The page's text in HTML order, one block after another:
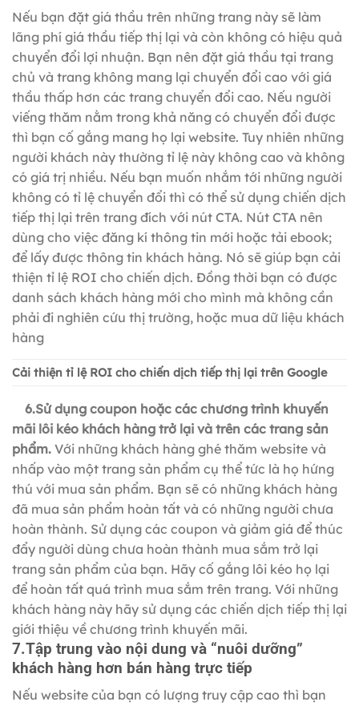
Nếu bạn đặt giá thầu trên những trang này sẽ làm
lãng phí giá thầu tiếp thị lại và còn không có hiệu quả
chuyển đổi lợi nhuận. Bạn nên đặt giá thầu tại trang
chủ và trang không mang lại chuyển đổi cao với giá
thầu thấp hơn các trang chuyển đổi cao. Nếu người
viếng thăm nằm trong khả năng có chuyển đổi được
thì bạn cố gắng mang họ lại website. Tuy nhiên những
người khách này thường tỉ lệ này không cao và không
có giá trị nhiều. Nếu bạn muốn nhắm tới những người
không có tỉ lệ chuyển đổi thì có thể sử dụng chiến dịch
tiếp thị lại trên trang đích với nút CTA. Nút CTA nên
dùng cho việc đăng kí thông tin mới hoặc tải ebook;
để lấy được thông tin khách hàng. Nó sẽ giúp bạn cải
thiện tỉ lệ ROI cho chiến dịch. Đồng thời bạn có được
danh sách khách hàng mới cho mình mà không cần
phải đi nghiên cứu thị trường, hoặc mua dữ liệu khách
hàng
Cải thiện tỉ lệ ROI cho chiến dịch tiếp thị lại trên Google
6.Sử dụng coupon hoặc các chương trình khuyến
mãi lôi kéo khách hàng trở lại và trên các trang sản
phẩm. Với những khách hàng ghé thăm website và
nhấp vào một trang sản phẩm cụ thể tức là họ hứng
thú với mua sản phẩm. Bạn sẽ có những khách hàng
đã mua sản phẩm hoàn tất và có những người chưa
hoàn thành. Sử dụng các coupon và giảm giá để thúc
đẩy người dùng chưa hoàn thành mua sắm trở lại
trang sản phẩm của bạn. Hãy cố gắng lôi kéo họ lại
để hoàn tất quá trình mua sắm trên trang. Với những
khách hàng này hãy sử dụng các chiến dịch tiếp thị lại
giới thiệu về chương trình khuyến mãi.
7.Tập trung vào nội dung và “nuôi dưỡng”
khách hàng hơn bán hàng trực tiếp
Nếu website của bạn có lượng truy cập cao thì bạn